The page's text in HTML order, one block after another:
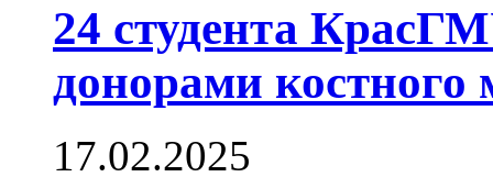
24 студента
донорами костного
17.02.2025